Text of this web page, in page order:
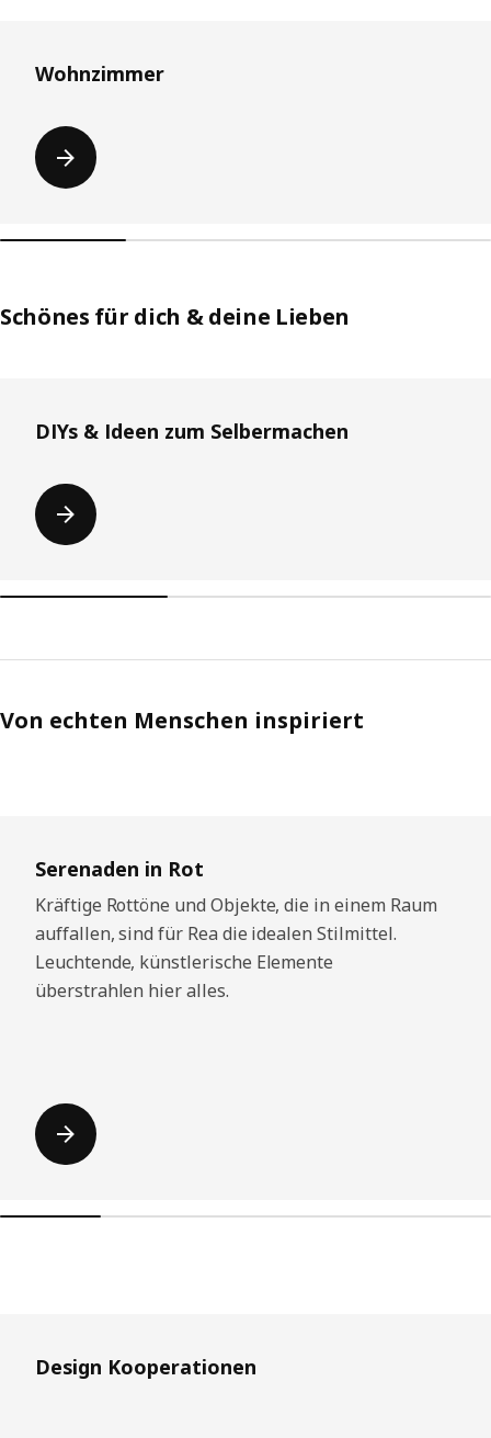
Wohnzimmer
Schönes für dich & deine Lieben
DIYs & Ideen zum Selbermachen
Von echten Menschen inspiriert
Serenaden in Rot
Kräftige Rottöne und Objekte, die in einem Raum
auffallen, sind für Rea die idealen Stilmittel.
Leuchtende, künstlerische Elemente
überstrahlen hier alles.
Design Kooperationen